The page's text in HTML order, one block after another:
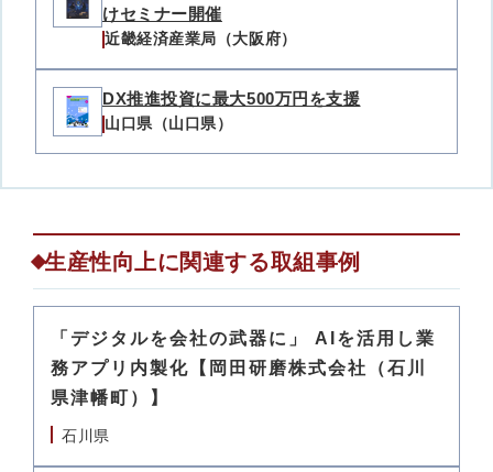
けセミナー開催
近畿経済産業局（大阪府）
DX推進投資に最大500万円を支援
山口県（山口県）
生産性向上に関連する取組事例
「デジタルを会社の武器に」 AIを活用し業
務アプリ内製化【岡田研磨株式会社（石川
県津幡町）】
石川県